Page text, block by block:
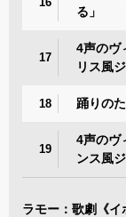
る」
17
4声のヴ
リス風
18 踊りの
19
4声のヴ
ンス風
ラモー：歌劇《